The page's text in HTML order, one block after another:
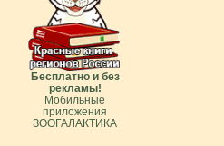
Бесплатно и без
рекламы!
Мобильные
приложения
ЗООГАЛАКТИКА